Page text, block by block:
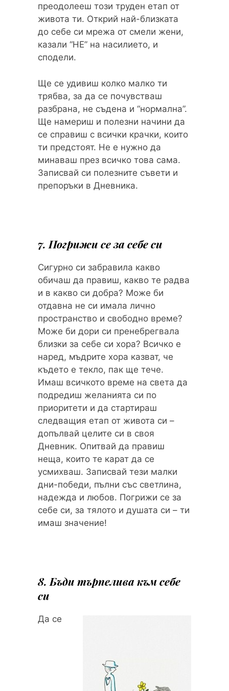
преодолееш този труден етап от
живота ти. Открий най-близката
до себе си мрежа от смели жени,
казали “НЕ” на насилието, и
сподели.
Ще се удивиш колко малко ти
трябва, за да се почувстваш
разбрана, не съдена и “нормална”.
Ще намериш и полезни начини да
се справиш с всички крачки, които
ти предстоят. Не е нужно да
минаваш през всичко това сама.
Записвай си полезните съвети и
препоръки в Дневника.
7. Погрижи се за себе си
Сигурно си забравила какво
обичаш да правиш, какво те радва
и в какво си добра? Може би
отдавна не си имала лично
пространство и свободно време?
Може би дори си пренебрегвала
близки за себе си хора? Всичко е
наред, мъдрите хора казват, че
където е текло, пак ще тече.
Имаш всичкото време на света да
подредиш желанията си по
приоритети и да стартираш
следващия етап от живота си –
допълвай целите си в своя
Дневник. Опитвай да правиш
неща, които те карат да се
усмихваш. Записвай тези малки
дни-победи, пълни със светлина,
надежда и любов. Погрижи се за
себе си, за тялото и душата си – ти
имаш значение!
8. Бъди търпелива към себе
си
Да се